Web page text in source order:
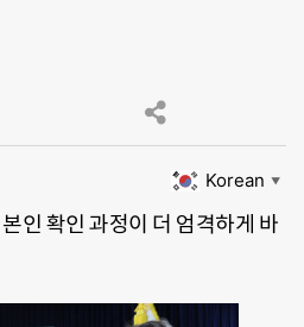
Korean ▼
인 확인 과정이 더 엄격하게 바